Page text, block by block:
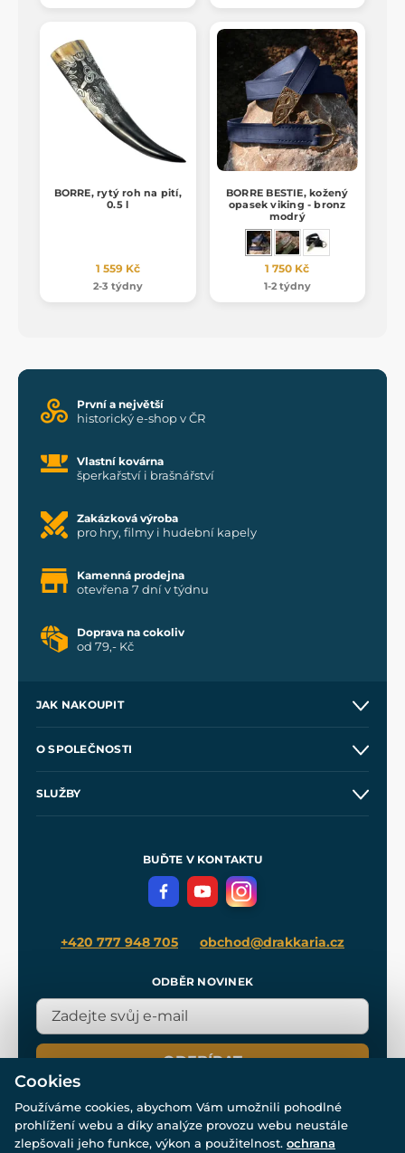
BORRE, rytý roh na pití,
0.5 l
1 559 Kč
2-3 týdny
BORRE BESTIE, kožený
opasek viking - bronz
modrý
1 750 Kč
1-2 týdny
První a největší
historický e-shop v ČR
Vlastní kovárna
šperkařství i brašnářství
Zakázková výroba
pro hry, filmy i hudební kapely
Kamenná prodejna
otevřena 7 dní v týdnu
Doprava na cokoliv
od 79,- Kč
JAK NAKOUPIT
Velkoobchod
O SPOLEČNOSTI
SLUŽBY
Meče pro Kingdom Come
BUĎTE V KONTAKTU
+420 777 948 705 obchod@drakkaria.cz
ODBĚR NOVINEK
ODEBÍRAT
Cookies
Používáme cookies, abychom Vám umožnili pohodlné
prohlížení webu a díky analýze provozu webu neustále
zlepšovali jeho funkce, výkon a použitelnost. ochrana